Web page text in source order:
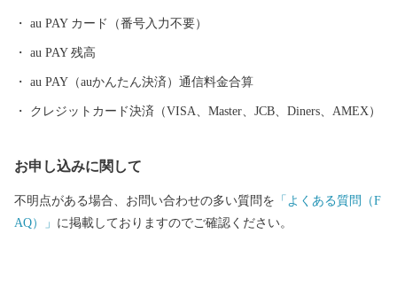
田空港からのアクセスも良好ですので，ぜひ一度お越しくださ
い！ ■□■……………………………………………………… ■ お礼の
品・証明書等に関するお問い合わせはこちらへ 鹿嶋市ふるさと納
※営業時間外のお問い合わせは、翌営業日以降にご連絡いたしま
へお問い合わせください。 鹿嶋市ふるさと納税事務局 （運営：一
au PAY カード（番号入力不要）
au PAY 残高
au PAY（auかんたん決済）通信料金合算
クレジットカード決済（VISA、Master、JCB、Diners、AMEX）
お申し込みに関して
不明点がある場合、お問い合わせの多い質問を 「よくある質問（F
AQ）」 に掲載しておりますのでご確認ください。